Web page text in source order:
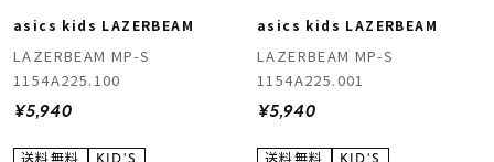
asics kids LAZERBEAM
LAZERBEAM MP-S
1154A225.100
¥5,940
asics kids LAZERBEAM
LAZERBEAM MP-S
1154A225.001
¥5,940